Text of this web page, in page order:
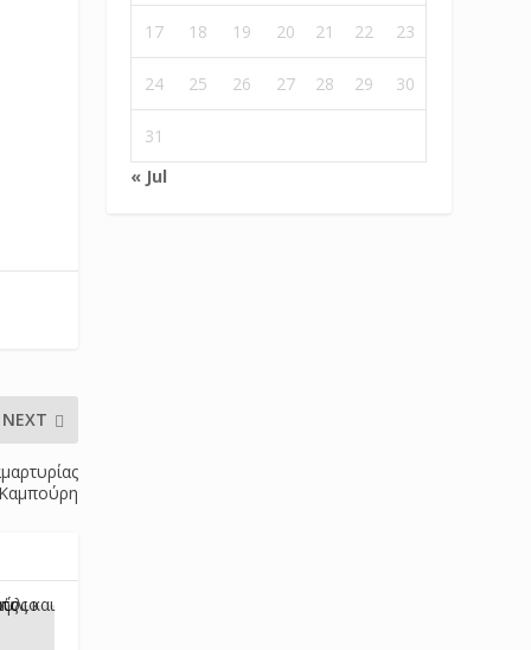
NEXT
17 18 19 20 21 22 23
24 25 26 27 28 29 30
31
« Jul